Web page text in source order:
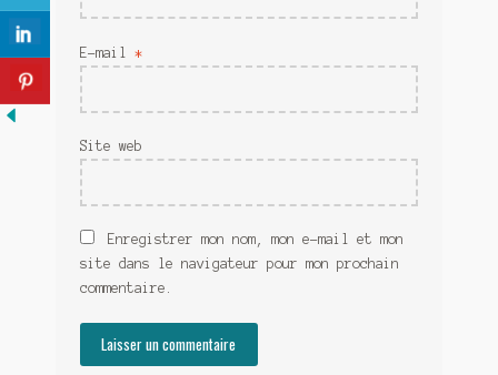
Sauver ou périr
Une baffe et ça repart
E-mail *
Site web
Enregistrer mon nom, mon e-mail et mon
site dans le navigateur pour mon prochain
commentaire.